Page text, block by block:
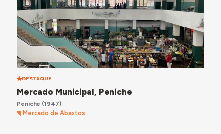
DESTAQUE
Mercado Municipal, Peniche
Peniche (1947)
Mercado de Abastos